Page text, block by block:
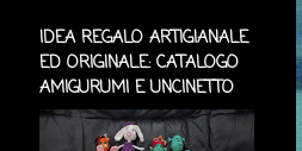
IDEA REGALO ARTIGIANALE
ED ORIGINALE: CATALOGO
AMIGURUMI E UNCINETTO